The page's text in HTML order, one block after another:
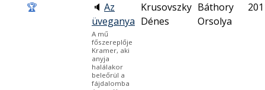
🏆 🔈 Az
üveganya
A mű
főszereplője
Kramer, aki
anyja
halálakor
beleőrül a
fájdalomba
Krusovszky
Dénes
Báthory
Orsolya